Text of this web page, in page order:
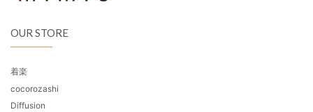
OUR STORE
着楽
cocorozashi
Diffusion